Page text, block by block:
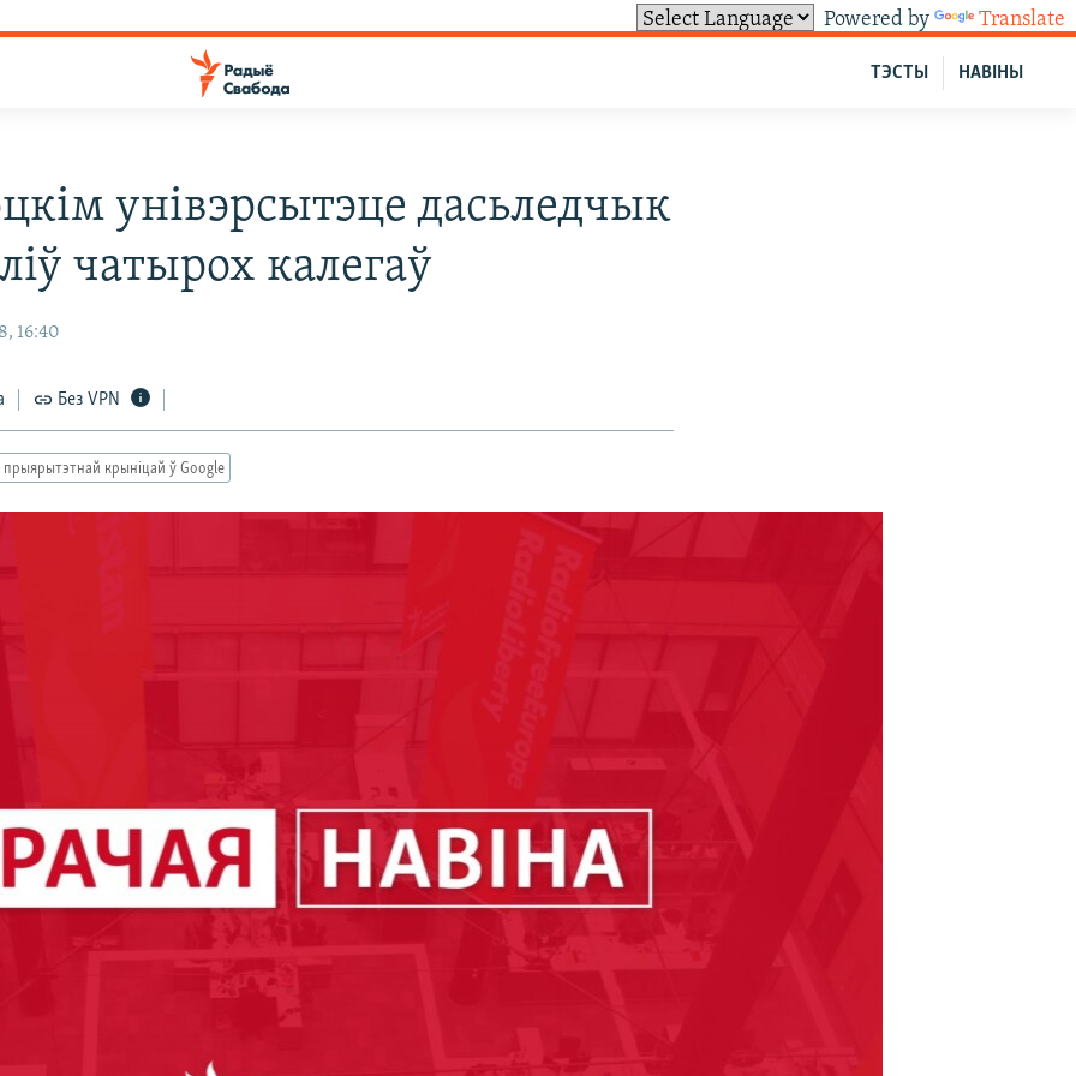
Powered by Translate
НАВІНЫ
ТЭСТЫ
унівэрсытэце дасьледчык
чатырох калегаў
16:40
Без VPN
прыярытэтнай крыніцай ў Google